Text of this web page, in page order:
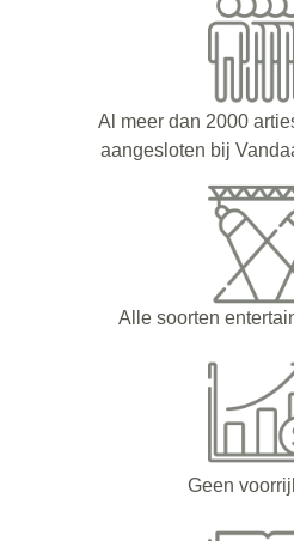
Al meer dan 2000
aangesloten bij
Alle soorten
Geen